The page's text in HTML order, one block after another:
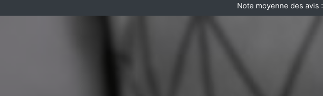
Note moyenne des avis :